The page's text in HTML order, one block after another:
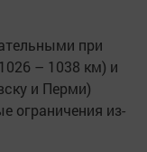
при
– 1038 км) и
и Перми)
ограничения из-